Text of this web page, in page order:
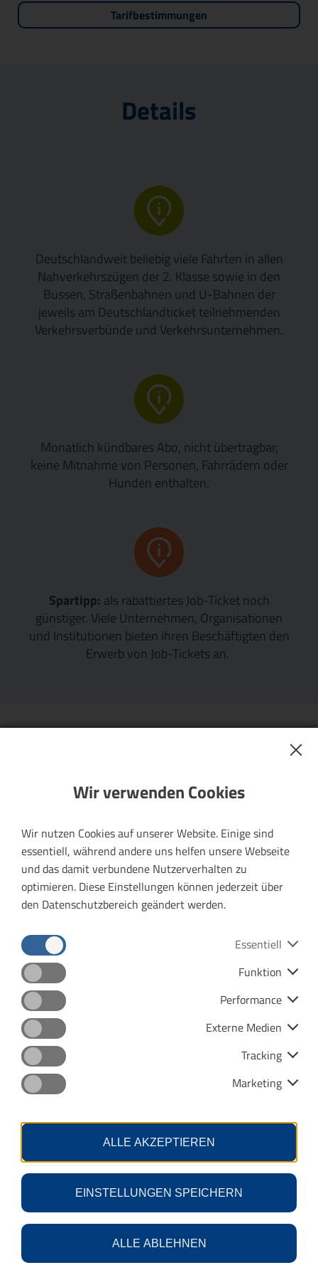
Tarifbestimmungen
Details
Deutschlandweit beliebig viele Fahrten in allen
Nahverkehrszügen der 2. Klasse sowie in den
Bussen, Straßenbahnen und U-Bahnen der
jeweils am Deutschlandticket teilnehmenden
Verkehrsverbünde und Verkehrsunternehmen.
Monatlich kündbares Abo, nicht übertragbar,
keine Mitnahme von Personen, Fahrrädern oder
Hunden enthalten.
Spartipp: als rabattiertes Job-Ticket noch
günstiger. Viele Unternehmen, Organisationen
und Institutionen bieten ihren Beschäftigten den
Erwerb von Job-Tickets an.
63,00 Euro pro Monat
Überzeugt? Dann kaufen Sie lokal und erwerben Sie
Ihr Ticket bei einem unserer VMT-Unternehmen.
Sie haben kein Smartphone, Ihr Handyakku ist
Hand?
Deutschlandticket als Chipkarte
Veröffentlichungen & Ausschreibungen
Menu
Impressum
Barrierefreiheit
Wir verwenden Cookies
Wir nutzen Cookies auf unserer Website. Einige sind
essentiell, während andere uns helfen unsere Webseite
und das damit verbundene Nutzerverhalten zu
optimieren. Diese Einstellungen können jederzeit über
den Datenschutzbereich geändert werden.
Essentiell
Funktion
Performance
Externe Medien
Tracking
Marketing
ALLE AKZEPTIEREN
EINSTELLUNGEN SPEICHERN
ALLE ABLEHNEN